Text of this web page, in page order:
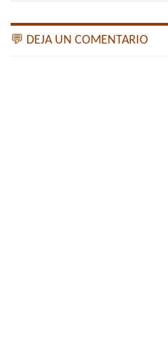
💬 DEJA UN COMENTARIO